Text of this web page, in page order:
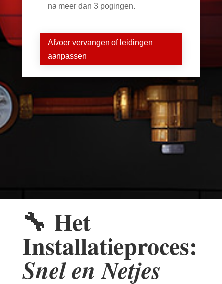
na meer dan 3 pogingen.
Afvoer vervangen of leidingen
aanpassen
🔧 Het
Installatieproces:
Snel en Netjes